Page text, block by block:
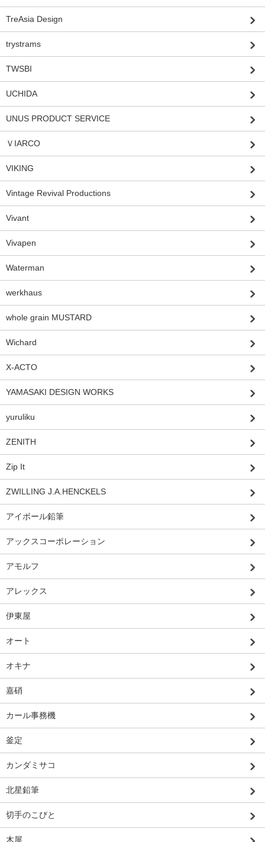
TreAsia Design
trystrams
TWSBI
UCHIDA
UNUS PRODUCT SERVICE
ＶIARCO
VIKING
Vintage Revival Productions
Vivant
Vivapen
Waterman
werkhaus
whole grain MUSTARD
Wichard
X-ACTO
YAMASAKI DESIGN WORKS
yuruliku
ZENITH
Zip It
ZWILLING J.A.HENCKELS
アイボール鉛筆
アックスコーポレーション
アモルフ
アレックス
伊東屋
オート
オキナ
嘉硝
カール事務機
釜定
カンダミサコ
北星鉛筆
切手のこびと
木屋